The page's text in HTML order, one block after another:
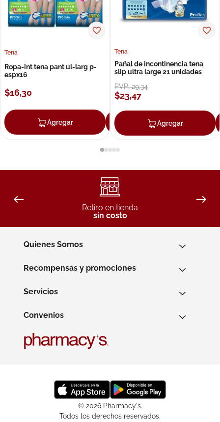
Tena
Ropa-int tena pant ul-larg p-
espx16
$16,30
Agregar Agregar
Tena
Pañal de incontinencia tena
slip ultra large 21 unidades
PVP:29,34
$23,47
Agregar
Retiro en tienda
sin costo
Quienes Somos
Recompensas y promociones
Servicios
Convenios
© 2026 Pharmacy's.
Todos los derechos reservados.